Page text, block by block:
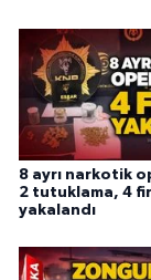
8 ayrı narkotik
2 tutuklama, 4
yakalandı